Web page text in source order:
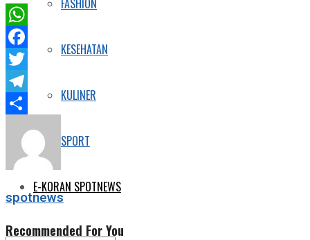
FASHION
KESEHATAN
KULINER
SPORT
E-KORAN SPOTNEWS
WhatsApp
Facebook
Twitter
Telegram
Share
spotnews
Recommended For You